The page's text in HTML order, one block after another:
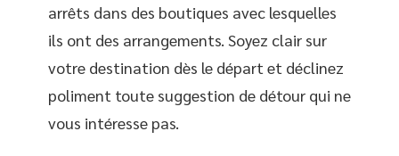
arrêts dans des boutiques avec lesquelles
ils ont des arrangements. Soyez clair sur
votre destination dès le départ et déclinez
poliment toute suggestion de détour qui ne
vous intéresse pas.